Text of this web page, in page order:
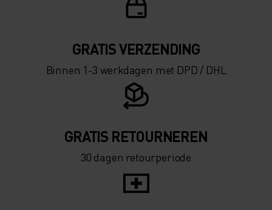
GRATIS VERZENDING​​​​​​​​​​​​​​
Binnen 1-3 werkdagen met DPD / DHL
GRATIS RETOURNEREN
30 dagen retourperiode